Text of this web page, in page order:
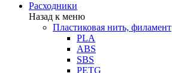
Расходники
Назад к меню
Пластиковая нить, филамент
PLA
ABS
SBS
PETG